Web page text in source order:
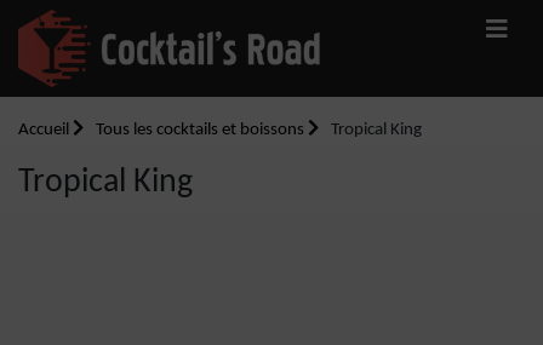
Accueil Tous les cocktails et boissons Tropical King
Tropical King